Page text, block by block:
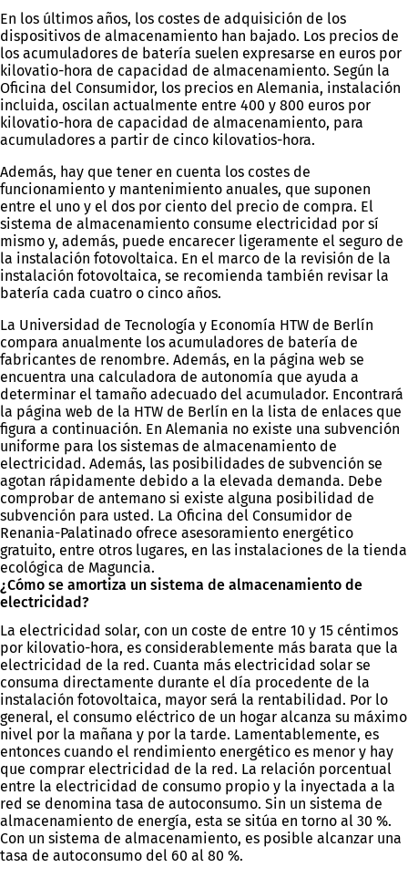
En los últimos años, los costes de adquisición de los
dispositivos de almacenamiento han bajado. Los precios de
los acumuladores de batería suelen expresarse en euros por
kilovatio-hora de capacidad de almacenamiento. Según la
Oficina del Consumidor, los precios en Alemania, instalación
incluida, oscilan actualmente entre 400 y 800 euros por
kilovatio-hora de capacidad de almacenamiento, para
acumuladores a partir de cinco kilovatios-hora.
Además, hay que tener en cuenta los costes de
funcionamiento y mantenimiento anuales, que suponen
entre el uno y el dos por ciento del precio de compra. El
sistema de almacenamiento consume electricidad por sí
mismo y, además, puede encarecer ligeramente el seguro de
la instalación fotovoltaica. En el marco de la revisión de la
instalación fotovoltaica, se recomienda también revisar la
batería cada cuatro o cinco años.
La Universidad de Tecnología y Economía HTW de Berlín
compara anualmente los acumuladores de batería de
fabricantes de renombre. Además, en la página web se
encuentra una calculadora de autonomía que ayuda a
determinar el tamaño adecuado del acumulador. Encontrará
la página web de la HTW de Berlín en la lista de enlaces que
figura a continuación. En Alemania no existe una subvención
uniforme para los sistemas de almacenamiento de
electricidad. Además, las posibilidades de subvención se
agotan rápidamente debido a la elevada demanda. Debe
comprobar de antemano si existe alguna posibilidad de
subvención para usted. La Oficina del Consumidor de
Renania-Palatinado ofrece asesoramiento energético
gratuito, entre otros lugares, en las instalaciones de la tienda
ecológica de Maguncia.
¿Cómo se amortiza un sistema de almacenamiento de
electricidad?
La electricidad solar, con un coste de entre 10 y 15 céntimos
por kilovatio-hora, es considerablemente más barata que la
electricidad de la red. Cuanta más electricidad solar se
consuma directamente durante el día procedente de la
instalación fotovoltaica, mayor será la rentabilidad. Por lo
general, el consumo eléctrico de un hogar alcanza su máximo
nivel por la mañana y por la tarde. Lamentablemente, es
entonces cuando el rendimiento energético es menor y hay
que comprar electricidad de la red. La relación porcentual
entre la electricidad de consumo propio y la inyectada a la
red se denomina tasa de autoconsumo. Sin un sistema de
almacenamiento de energía, esta se sitúa en torno al 30 %.
Con un sistema de almacenamiento, es posible alcanzar una
tasa de autoconsumo del 60 al 80 %.